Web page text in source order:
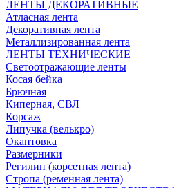
ЛЕНТЫ ДЕКОРАТИВНЫЕ
Атласная лента
Декоративная лента
Металлизированная лента
ЛЕНТЫ ТЕХНИЧЕСКИЕ
Светоотражающие ленты
Косая бейка
Брючная
Киперная, СВЛ
Корсаж
Липучка (велькро)
Окантовка
Размерники
Регилин (корсетная лента)
Стропа (ременная лента)